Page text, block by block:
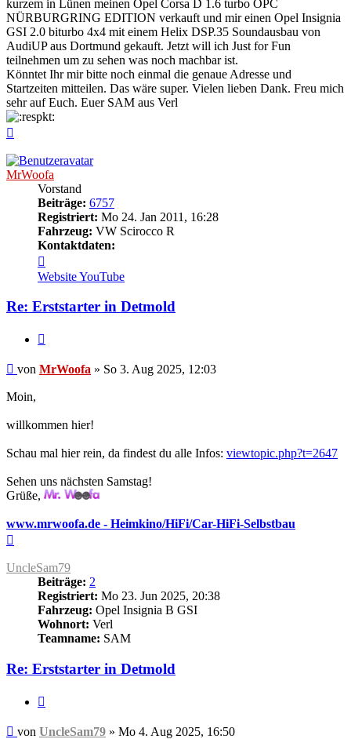
kurzem in Lünen meinen Opel Corsa D 1.6 turbo OPC
NÜRBURGRING EDITION verkauft und mir einen Opel Insignia
GSI 2.0 biturbo 4x4 mit einem Helix DSP.35 Soundausbau von
AudiUP aus Dortmund gekauft. Jetzt will ich Just for Fun
teilnehmen um zu sehen was noch machbar ist.
Könntet Ihr mir bitte noch einmal die genaue Adresse und
Startzeiten mitteilen. Das wäre super. Vielen lieben Dank. Freu mich
sehr auf Euch. Euer SAM aus Verl
MrWoofa
Vorstand
Beiträge: 6757
Registriert: Mo 24. Jan 2011, 16:28
Fahrzeug: VW Scirocco R
Kontaktdaten:
von
MrWoofa
WebsiteYouTube
Re: Erststarter in Detmold
Beitrag
von MrWoofa » So 3. Aug 2025, 12:03
Moin,
willkommen hier!
Schau mal hier rein, da findest du alle Infos: viewtopic.php?t=2647
Sehen uns nächsten Samstag!
Grüße,
www.mrwoofa.de - Heimkino/HiFi/Car-HiFi-Selbstbau
UncleSam79
Beiträge: 2
Registriert: Mo 23. Jun 2025, 20:38
Fahrzeug: Opel Insignia B GSI
Wohnort: Verl
Teamname: SAM
Re: Erststarter in Detmold
Beitrag
von UncleSam79 » Mo 4. Aug 2025, 16:50